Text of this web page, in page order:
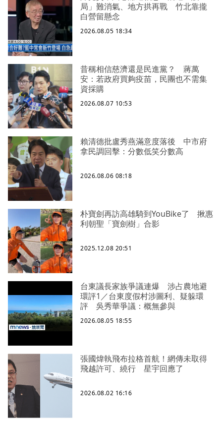
局」難消氣、地方拱再戰 竹北靠攏
白營留懸念
2026.08.05 18:34
昔稱相信慈濟還是民進黨？ 蔣萬
安：若政府買夠疫苗，民團也不需集
資採購
2026.08.07 10:53
賴清德批盧秀燕滿意度落後 中市府
拿民調回擊：分數低笑分數高
2026.08.06 08:18
朴寶劍再訪高雄騎到YouBike了 揪惠
利朝聖「寶劍樹」合影
2025.12.08 20:51
台東議長家族爭議連爆 涉占農地避
環評1／台東度假村涉圖利、疑躲環
評 吳秀華爭議：概無參與
2026.08.05 18:55
張國煒執飛布拉格首航！網傳未取得
飛越許可、繞行 星宇回應了
2026.08.02 16:16